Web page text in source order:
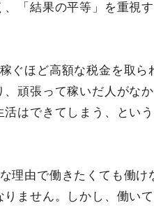
、「結果の平等」を重視
ぐほど高額な税金を取
、頑張って稼いだ人がな
活はできてしまう、とい
理由で働きたくても働
りません。しかし、働い